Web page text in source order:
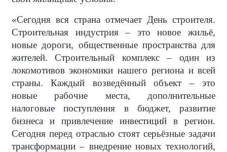
«Сегодня вся страна отмечает День строителя.
Строительная индустрия – это новое жильё,
новые дороги, общественные пространства для
жителей. Строительный комплекс – один из
локомотивов экономики нашего региона и всей
страны. Каждый возведённый объект – это
новые рабочие места, дополнительные
налоговые поступления в бюджет, развитие
бизнеса и привлечение инвестиций в регион.
Сегодня перед отраслью стоят серьёзные задачи
трансформации – внедрение новых технологий,